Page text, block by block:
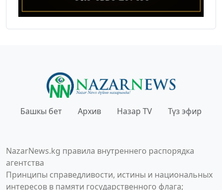
Башкы бет Архив Назар TV Түз эфир
NazarNews.kg правила внутреннего распорядка
агентства
Принципы справедливости, истины и национальных
интересов в памяти государственного флага;